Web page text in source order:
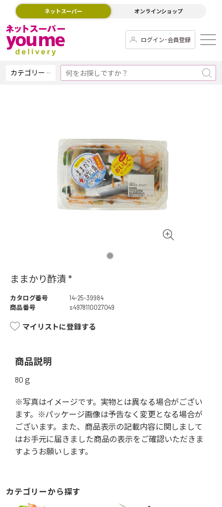
ネットスーパー オンラインショップ
ログイン･会員登録
カテゴリー
ままかり酢漬 *
カタログ番号
14-25-39984
商品番号
s4978110027049
マイリストに登録する
商品説明
80ｇ
※写真はイメージです。実物とは異なる場合がござい
ます。※パッケージ画像は予告なく変更となる場合が
ございます。また、商品表示の記載内容に関しまして
はお手元に届きました商品の表示をご確認いただきま
すようお願いします。
カテゴリーから探す